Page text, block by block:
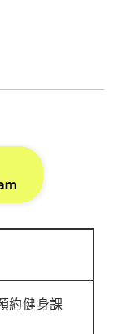
上的
（註：若加總
約健身課